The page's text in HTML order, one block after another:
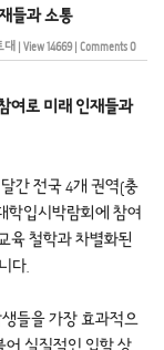
들과 소통
대| View 14669| Comments 0
여로 미래 인재들과
간 전국 4개 권역(충
학입시박람회에 참여
육 철학과 차별화된
다.
들을 가장 효과적으
어 실질적인 입학 상